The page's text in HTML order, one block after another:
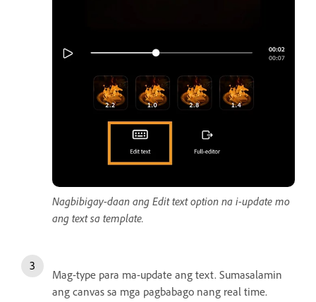
Nagbibigay-daan ang Edit text option na i-update mo
ang text sa template.
Mag-type para ma-update ang text. Sumasalamin
ang canvas sa mga pagbabago nang real time.